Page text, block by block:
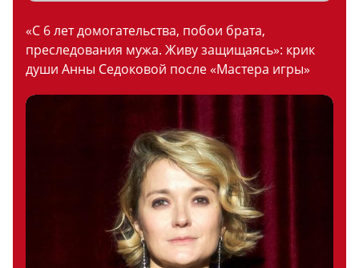
«С 6 лет домогательства, побои брата,
преследования мужа. Живу защищаясь»: крик
души Анны Седоковой после «Мастера игры»